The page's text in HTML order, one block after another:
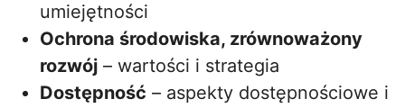
umiejętności
Ochrona środowiska, zrównoważony
rozwój – wartości i strategia
Dostępność – aspekty dostępnościowe i